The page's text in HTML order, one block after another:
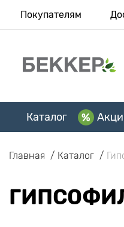
Покупателям
Каталог
Главная Каталог